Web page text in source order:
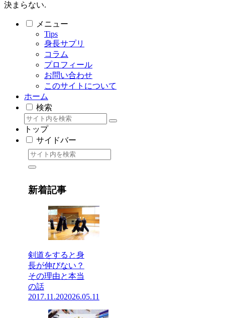
決まらない.
メニュー
Tips
身長サプリ
コラム
プロフィール
お問い合わせ
このサイトについて
ホーム
検索
トップ
サイドバー
新着記事
剣道をすると身
長が伸びない？
その理由と本当
の話
2017.11.202026.05.11